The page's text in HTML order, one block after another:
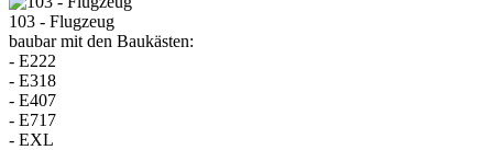
103 - Flugzeug
baubar mit den Baukästen:
- E222
- E318
- E407
- E717
- EXL